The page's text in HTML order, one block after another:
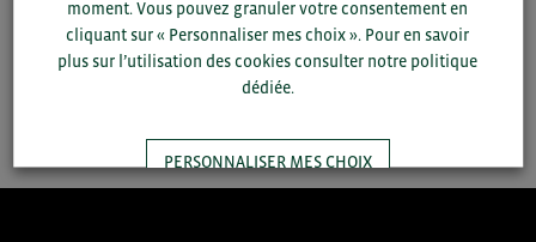
moment. Vous pouvez granuler votre consentement en
cliquant sur « Personnaliser mes choix ». Pour en savoir
plus sur l’utilisation des cookies consulter notre politique
dédiée.
PERSONNALISER MES CHOIX